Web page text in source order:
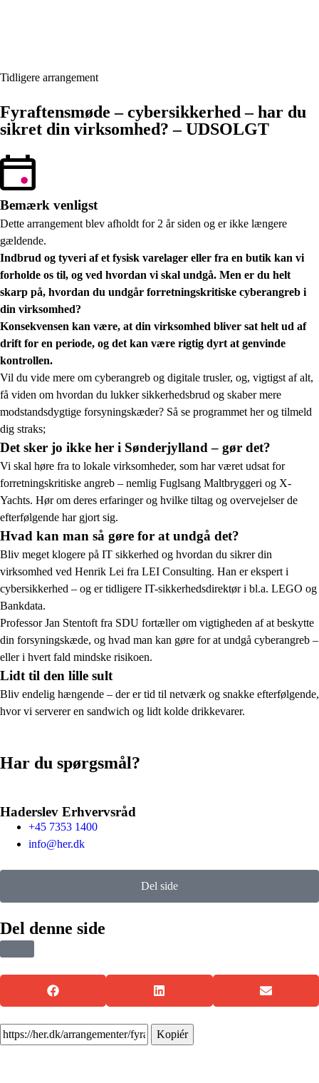
Tidligere arrangement
Fyraftensmøde – cybersikkerhed – har du
sikret din virksomhed? – UDSOLGT
Bemærk venligst
Dette arrangement blev afholdt for 2 år siden og er ikke længere
gældende.
Indbrud og tyveri af et fysisk varelager eller fra en butik kan vi
forholde os til, og ved hvordan vi skal undgå. Men er du helt
skarp på, hvordan du undgår forretningskritiske cyberangreb i
din virksomhed?
Konsekvensen kan være, at din virksomhed bliver sat helt ud af
drift for en periode, og det kan være rigtig dyrt at genvinde
kontrollen.
Vil du vide mere om cyberangreb og digitale trusler, og, vigtigst af alt,
få viden om hvordan du lukker sikkerhedsbrud og skaber mere
modstandsdygtige forsyningskæder? Så se programmet her og tilmeld
dig straks;
Det sker jo ikke her i Sønderjylland – gør det?
Vi skal høre fra to lokale virksomheder, som har været udsat for
forretningskritiske angreb – nemlig Fuglsang Maltbryggeri og X-
Yachts. Hør om deres erfaringer og hvilke tiltag og overvejelser de
efterfølgende har gjort sig.
Hvad kan man så gøre for at undgå det?
Bliv meget klogere på IT sikkerhed og hvordan du sikrer din
virksomhed ved Henrik Lei fra LEI Consulting. Han er ekspert i
cybersikkerhed – og er tidligere IT-sikkerhedsdirektør i bl.a. LEGO og
Bankdata.
Professor Jan Stentoft fra SDU fortæller om vigtigheden af at beskytte
din forsyningskæde, og hvad man kan gøre for at undgå cyberangreb –
eller i hvert fald mindske risikoen.
Lidt til den lille sult
Bliv endelig hængende – der er tid til netværk og snakke efterfølgende,
hvor vi serverer en sandwich og lidt kolde drikkevarer.
Har du spørgsmål?
Haderslev Erhvervsråd
+45 7353 1400
info@her.dk
Del side
Del denne side
Kopiér